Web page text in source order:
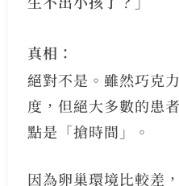
真相：
絕對不是。雖然巧克
度，但絕大多數的患
點是「搶時間」。
因為卵巢環境比較差